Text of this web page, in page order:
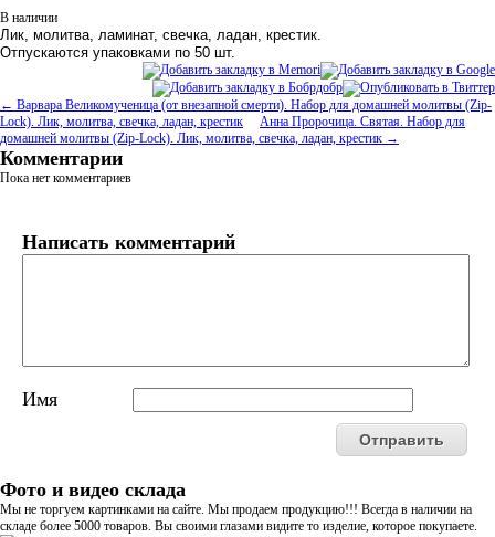
В наличии
Лик, молитва, ламинат, свечка, ладан, крестик.
Отпускаются упаковками по 50 шт.
← Варвара Великомученица (от внезапной смерти). Набор для домашней молитвы (Zip-
Lock). Лик, молитва, свечка, ладан, крестик
Анна Пророчица. Святая. Набор для
домашней молитвы (Zip-Lock). Лик, молитва, свечка, ладан, крестик →
Комментарии
Пока нет комментариев
Написать комментарий
Имя
Фото и видео склада
Мы не торгуем картинками на сайте. Мы продаем продукцию!!! Всегда в наличии на
складе более 5000 товаров. Вы своими глазами видите то изделие, которое покупаете.